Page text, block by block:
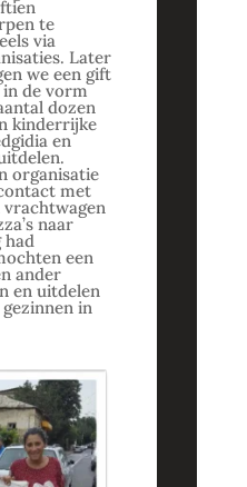
te
via
Later
we een gift
de vorm
dozen
kinderrijke
en
organisatie
met
vrachtwagen
naar
had
een
ander
en uitdelen
in